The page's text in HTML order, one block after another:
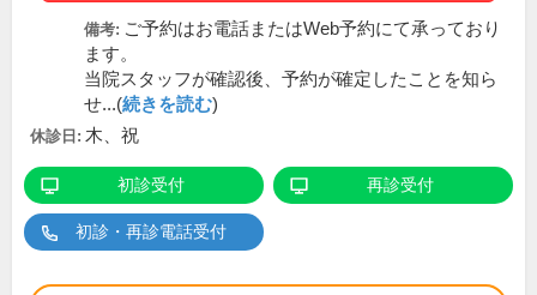
備考: ご予約はお電話またはWeb予約にて承っており
ます。
当院スタッフが確認後、予約が確定したことを知ら
せ...(続きを読む)
休診日: 木、祝
初診受付 再診受付
初診・再診電話受付